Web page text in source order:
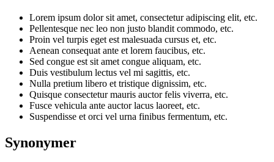
Lorem ipsum dolor sit amet, consectetur adipiscing elit, etc.
Pellentesque nec leo non justo blandit commodo, etc.
Proin vel turpis eget est malesuada cursus et, etc.
Aenean consequat ante et lorem faucibus, etc.
Sed congue est sit amet congue aliquam, etc.
Duis vestibulum lectus vel mi sagittis, etc.
Nulla pretium libero et tristique dignissim, etc.
Quisque consectetur mauris auctor felis viverra, etc.
Fusce vehicula ante auctor lacus laoreet, etc.
Suspendisse et orci vel urna finibus fermentum, etc.
Synonymer